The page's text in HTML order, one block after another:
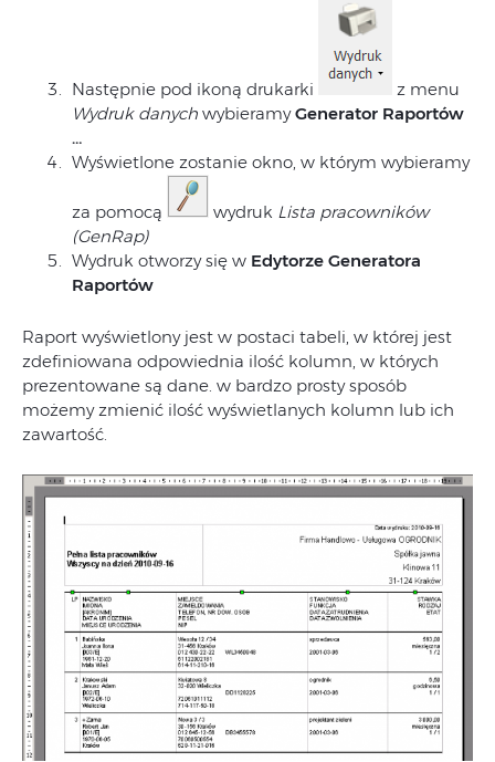
Następnie pod ikoną drukarki
z menu
Wydruk danych wybieramyGenerator Raportów
…
Wyświetlone zostanie okno, w którym wybieramy
za pomocą wydruk Lista pracowników
(GenRap)
Wydruk otworzy się w Edytorze Generatora
Raportów
Raport wyświetlony jest w postaci tabeli, w której jest
zdefiniowana odpowiednia ilość kolumn, w których
prezentowane są dane. w bardzo prosty sposób
możemy zmienić ilość wyświetlanych kolumn lub ich
zawartość.